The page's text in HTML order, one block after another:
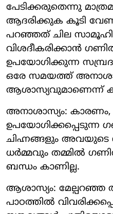
പേടിക്കരുതെന്നു
ആദരിക്കുക കൂടി
പറഞ്ഞത് ചില
വിശദീകരിക്കാന്‍
ഉപയോഗിക്കുന്ന
ഒരേ സമയത്ത്
ആശാസ്യവുമാണെന്ന്
അനാശാസ്യം: കാരണം,
ഉപയോഗിക്കപ്പെടുന്ന
ചിഹ്നങ്ങളും അവയുടെ
ധര്‍മ്മവും തമ്മില്‍
ബന്ധം കാണില്ല.
ആശാസ്യം: മേല്പറഞ്ഞ
പാഠത്തില്‍